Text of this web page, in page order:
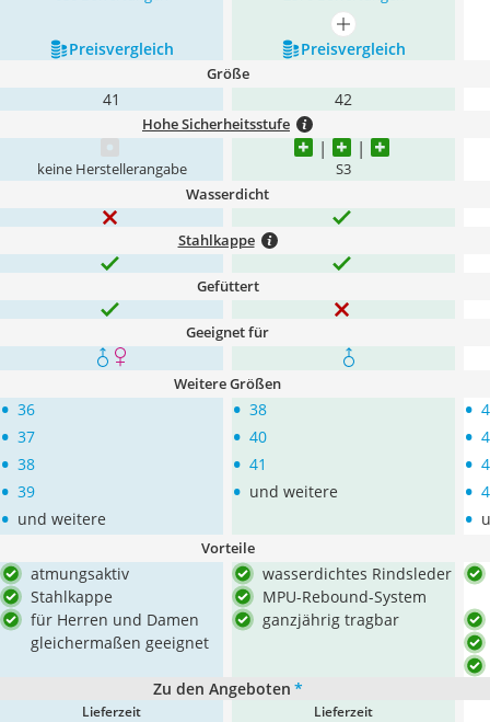
mehr anzeigen
Preis­vergleich
Preis­vergleich
Größe
41 42
Hohe Sicherheitsstufe
keine Herstellerangabe S3
Wasserdicht
Stahlkappe
Gefüttert
Geeignet für
Weitere Größen
• 36
• 37
• 38
• 39
• und weitere
• 38
• 40
• 41
• und weitere
•
•
•
•
•
Vorteile
atmungsaktiv
Stahlkappe
für Herren und Damen
gleichermaßen geeignet
wasserdichtes Rindsleder
MPU-Rebound-System
ganzjährig tragbar
Zu den Angeboten *
Lieferzeit Lieferzeit